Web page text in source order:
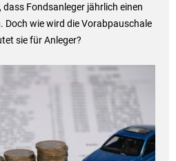
Fondsanleger jährlich einen
Doch wie wird die Vorabpauschale
sie für Anleger?